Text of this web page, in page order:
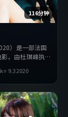
116分钟
）是一部法国
，由杜琪峰执
事与视听上力求
与抉择，节奏张
欢该类型的观众
k⭐ 9.32020